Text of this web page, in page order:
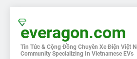
content
everagon.com
Tin Tức & Cộng Đồng Chuyên Xe Điện Việt
Community Specializing In Vietnamese EVs